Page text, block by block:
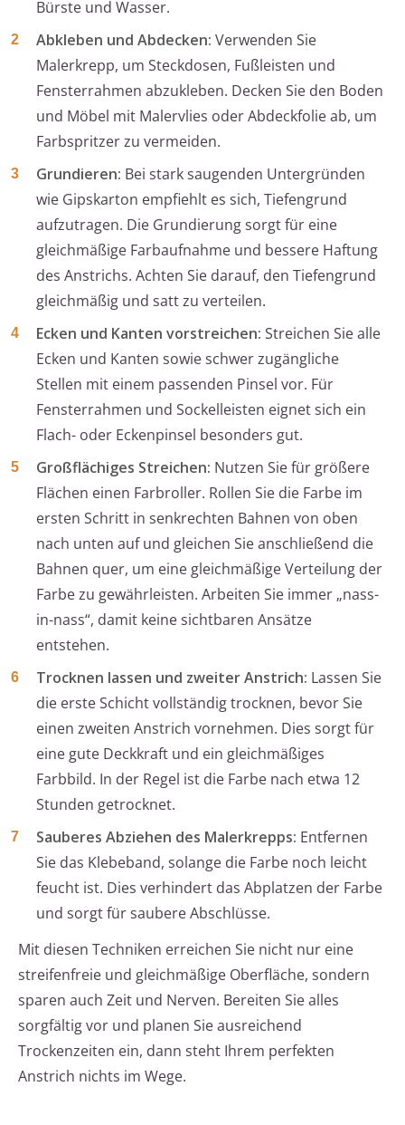
Bürste und Wasser.
Abkleben und Abdecken: Verwenden Sie
Malerkrepp, um Steckdosen, Fußleisten und
Fensterrahmen abzukleben. Decken Sie den Boden
und Möbel mit Malervlies oder Abdeckfolie ab, um
Farbspritzer zu vermeiden.
Grundieren: Bei stark saugenden Untergründen
wie Gipskarton empfiehlt es sich, Tiefengrund
aufzutragen. Die Grundierung sorgt für eine
gleichmäßige Farbaufnahme und bessere Haftung
des Anstrichs. Achten Sie darauf, den Tiefengrund
gleichmäßig und satt zu verteilen.
Ecken und Kanten vorstreichen: Streichen Sie alle
Ecken und Kanten sowie schwer zugängliche
Stellen mit einem passenden Pinsel vor. Für
Fensterrahmen und Sockelleisten eignet sich ein
Flach- oder Eckenpinsel besonders gut.
Großflächiges Streichen: Nutzen Sie für größere
Flächen einen Farbroller. Rollen Sie die Farbe im
ersten Schritt in senkrechten Bahnen von oben
nach unten auf und gleichen Sie anschließend die
Bahnen quer, um eine gleichmäßige Verteilung der
Farbe zu gewährleisten. Arbeiten Sie immer „nass-
in-nass“, damit keine sichtbaren Ansätze
entstehen.
Trocknen lassen und zweiter Anstrich: Lassen Sie
die erste Schicht vollständig trocknen, bevor Sie
einen zweiten Anstrich vornehmen. Dies sorgt für
eine gute Deckkraft und ein gleichmäßiges
Farbbild. In der Regel ist die Farbe nach etwa 12
Stunden getrocknet.
Sauberes Abziehen des Malerkrepps: Entfernen
Sie das Klebeband, solange die Farbe noch leicht
feucht ist. Dies verhindert das Abplatzen der Farbe
und sorgt für saubere Abschlüsse.
Mit diesen Techniken erreichen Sie nicht nur eine
streifenfreie und gleichmäßige Oberfläche, sondern
sparen auch Zeit und Nerven. Bereiten Sie alles
sorgfältig vor und planen Sie ausreichend
Trockenzeiten ein, dann steht Ihrem perfekten
Anstrich nichts im Wege.